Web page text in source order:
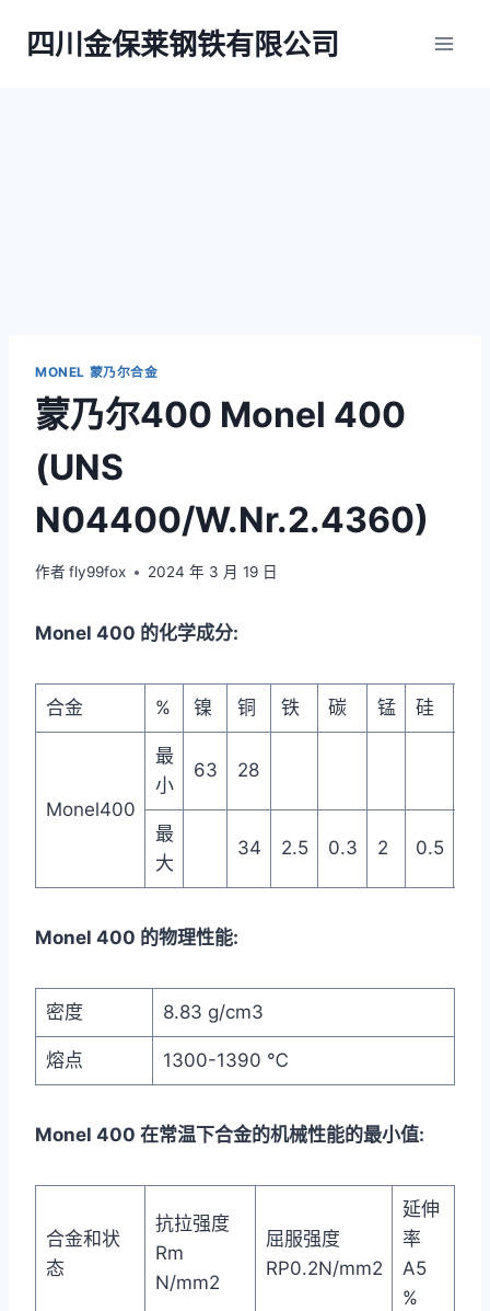
四川金保莱钢铁有限公司
MONEL 蒙乃尔合金
蒙乃尔400 Monel 400
(UNS
N04400/W.Nr.2.4360)
作者 fly99fox 2024 年 3 月 19 日
Monel 400 的化学成分:
合金 % 镍 铜 铁 碳 锰 硅
Monel400
最
小
63 28
最
大
34 2.5 0.3 2 0.5
Monel 400 的物理性能:
密度 8.83 g/cm3
熔点 1300-1390 ℃
Monel 400 在常温下合金的机械性能的最小值:
合金和状
态
抗拉强度
Rm
N/mm2
屈服强度
RP0.2N/mm2
延伸
率
A5
%